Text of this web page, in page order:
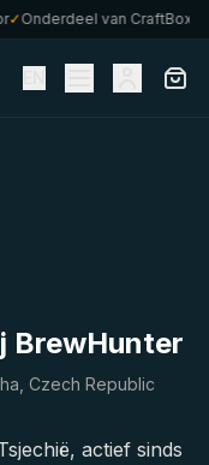
Onderdeel van CraftBoxs✓
BrewHunter
Czech Republic
actief sinds